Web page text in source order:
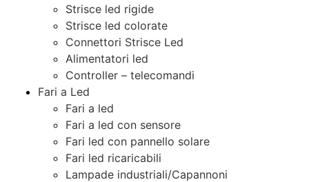
Strisce led rigide
Strisce led colorate
Connettori Strisce Led
Alimentatori led
Controller – telecomandi
Fari a Led
Fari a led
Fari a led con sensore
Fari led con pannello solare
Fari led ricaricabili
Lampade industriali/Capannoni